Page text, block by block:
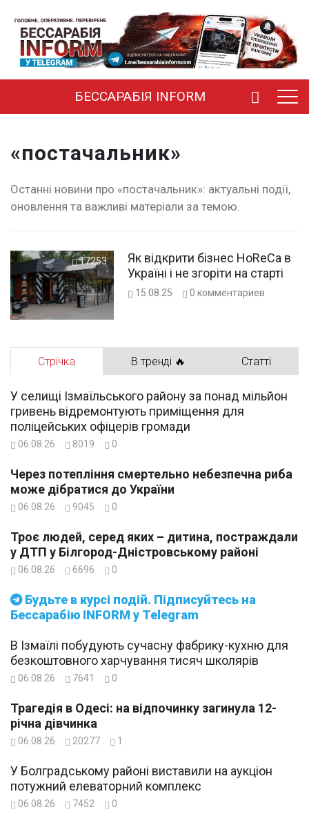
БЕССАРАБІЯ INFORM
«постачальник»
Останні новини про «постачальник»: актуальні події,
оновлення та важливі матеріали за темою.
17253
Як відкрити бізнес HoReCa в
Україні і не згоріти на старті
15.08.25 0 комментариев
Стрічка В тренді 🔥 Статті
Будьте в курсі подій. Підписуйтесь на
Бессарабію INFORM у Telegram
У селищі Ізмаїльського району за понад мільйон
гривень відремонтують приміщення для
поліцейських офіцерів громади
06.08.26 8019 0
Через потепління смертельно небезпечна риба
може дібратися до України
06.08.26 9045 0
Троє людей, серед яких – дитина, постраждали
у ДТП у Білгород-Дністровському районі
06.08.26 6696 0
В Ізмаїлі побудують сучасну фабрику-кухню для
безкоштовного харчування тисяч школярів
06.08.26 7641 0
Трагедія в Одесі: на відпочинку загинула 12-
річна дівчинка
06.08.26 20277 1
У Болградському районі виставили на аукціон
потужний елеваторний комплекс
06.08.26 7452 0